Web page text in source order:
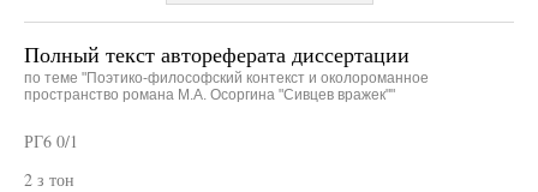
Полный текст автореферата диссертации
по теме "Поэтико-философский контекст и околороманное
пространство романа М.А. Осоргина "Сивцев вражек""
РГ6 0/1
2 з тон